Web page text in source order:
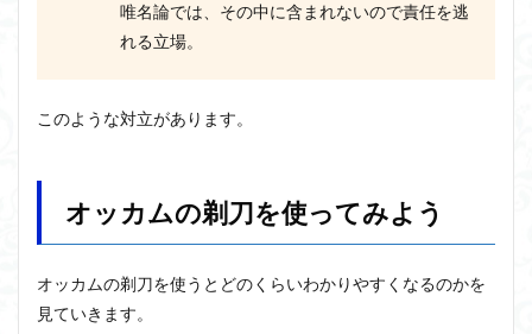
唯名論では、その中に含まれないので責任を逃
れる立場。
このような対立があります。
オッカムの剃刀を使ってみよう
オッカムの剃刀を使うとどのくらいわかりやすくなるのかを
見ていきます。